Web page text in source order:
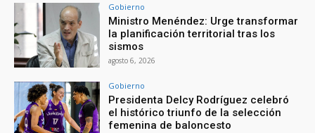
Gobierno
Ministro Menéndez: Urge transformar
la planificación territorial tras los
sismos
agosto 6, 2026
Gobierno
Presidenta Delcy Rodríguez celebró
el histórico triunfo de la selección
femenina de baloncesto